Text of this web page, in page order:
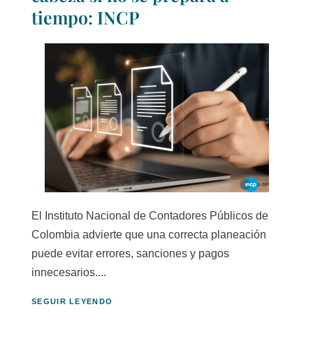
tiempo: INCP
El Instituto Nacional de Contadores Públicos de
Colombia advierte que una correcta planeación
puede evitar errores, sanciones y pagos
innecesarios....
SEGUIR LEYENDO